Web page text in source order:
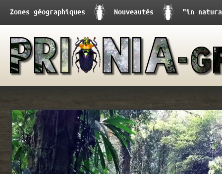
Zones géographiques Nouveautés "in